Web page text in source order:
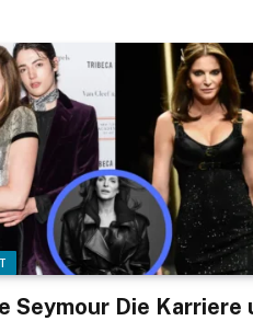
Seymour Die Karriere